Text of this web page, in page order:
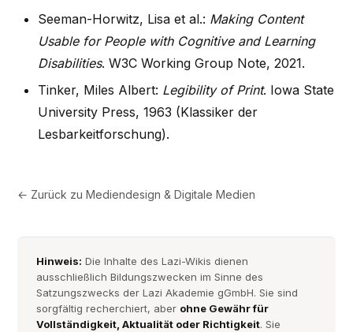
Seeman-Horwitz, Lisa et al.: Making Content
Usable for People with Cognitive and Learning
Disabilities. W3C Working Group Note, 2021.
Tinker, Miles Albert: Legibility of Print. Iowa State
University Press, 1963 (Klassiker der
Lesbarkeitforschung).
← Zurück zuMediendesign & Digitale Medien
Hinweis: Die Inhalte des Lazi-Wikis dienen
ausschließlich Bildungszwecken im Sinne des
Satzungszwecks der Lazi Akademie gGmbH. Sie sind
sorgfältig recherchiert, aber ohne Gewähr für
Vollständigkeit, Aktualität oder Richtigkeit. Sie